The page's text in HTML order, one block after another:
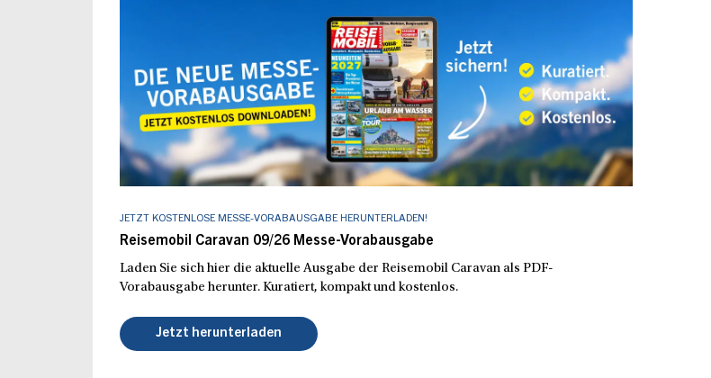
JETZT KOSTENLOSE MESSE-VORABAUSGABE HERUNTERLADEN!
Reisemobil Caravan 09/26 Messe-Vorabausgabe
Laden Sie sich hier die aktuelle Ausgabe der Reisemobil Caravan als PDF-
Vorabausgabe herunter. Kuratiert, kompakt und kostenlos.
Jetzt herunterladen